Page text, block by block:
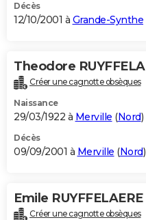
Décès
12/10/2001 à Grande-Synthe
Theodore
Créer une cagnotte obsèques
Naissance
29/03/1922 à Merville (Nord)
Décès
09/09/2001 à Merville (Nord)
Emile RUYFFELAERE
Créer une cagnotte obsèques